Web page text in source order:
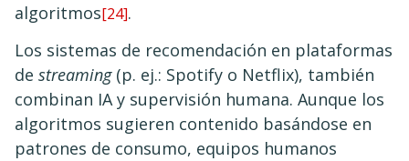
algoritmos[24].
Los sistemas de recomendación en plataformas
de streaming(p. ej.: Spotify o Netflix), también
combinan IA y supervisión humana. Aunque los
algoritmos sugieren contenido basándose en
patrones de consumo, equipos humanos